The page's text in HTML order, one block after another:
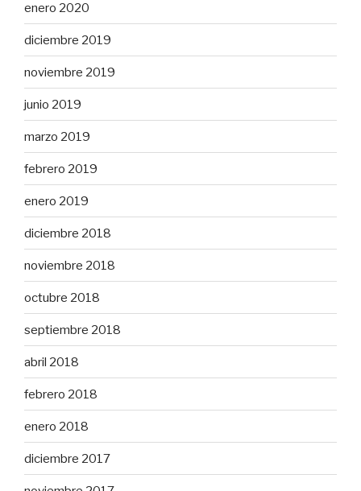
enero 2020
diciembre 2019
noviembre 2019
junio 2019
marzo 2019
febrero 2019
enero 2019
diciembre 2018
noviembre 2018
octubre 2018
septiembre 2018
abril 2018
febrero 2018
enero 2018
diciembre 2017